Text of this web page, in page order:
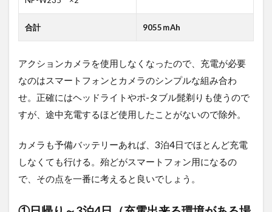
合計 9055ｍAh
アクションカメラを使用しなくなったので、充電が必要
なのはスマートフォンとカメラのシンプルな組み合わ
せ。正確にはヘッドライトやポ-タブル髭剃りも使うので
すが、途中充電するほど使用したことがないので除外。
カメラも予備バッテリーあれば、3泊4日でほとんど充電
しなくても行ける。殆どがスマートフォン用になるの
で、その点を一番に考えると良いでしょう。